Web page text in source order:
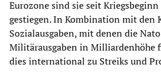
Eurozone sind sie seit
gestiegen. In Kombination mit den
Sozialausgaben, mit denen die
Militärausgaben in Milliardenhöhe
dies international zu Streiks und